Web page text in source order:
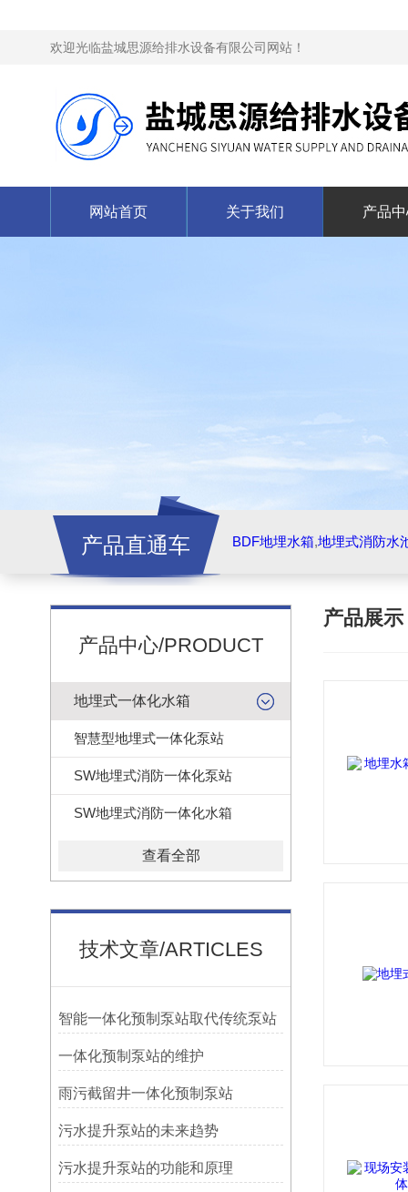
欢迎光临盐城思源给排水设备有限公司网站！
网站首页 关于我们 产品
产品直通车 BDF地埋水箱,地埋式消防水
产品中心/PRODUCT
地埋式一体化水箱
智慧型地埋式一体化泵站
SW地埋式消防一体化泵站
SW地埋式消防一体化水箱
查看全部
技术文章/ARTICLES
智能一体化预制泵站取代传统泵站
一体化预制泵站的维护
雨污截留井一体化预制泵站
污水提升泵站的未来趋势
污水提升泵站的功能和原理
产品展示